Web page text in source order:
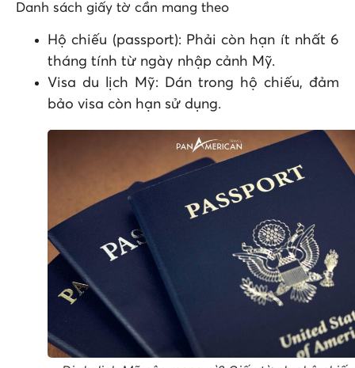
Danh sách giấy tờ cần mang theo
Hộ chiếu (passport): Phải còn hạn ít nhất 6
tháng tính từ ngày nhập cảnh Mỹ.
Visa du lịch Mỹ: Dán trong hộ chiếu, đảm
bảo visa còn hạn sử dụng.